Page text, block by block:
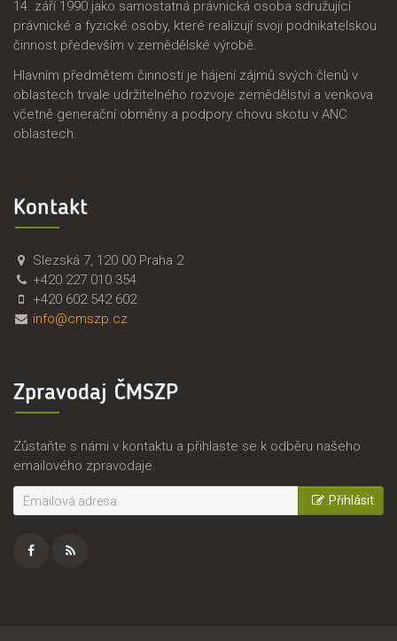
14. září 1990 jako samostatná právnická osoba sdružující
právnické a fyzické osoby, které realizují svoji podnikatelskou
činnost především v zemědělské výrobě.
Hlavním předmětem činnosti je hájení zájmů svých členů v
oblastech trvale udržitelného rozvoje zemědělství a venkova
včetně generační obměny a podpory chovu skotu v ANC
oblastech.
Kontakt
Č
M
S
Z
.
s
Č
e
s
k
r
a
s
k
s
Slezská 7, 120 00 Praha 2
+420 227 010 354
+420 602 542 602
info@cmszp.cz
Zpravodaj ČMSZP
Zůstaňte s námi v kontaktu a přihlaste se k odběru našeho
emailového zpravodaje.
Přihlásit